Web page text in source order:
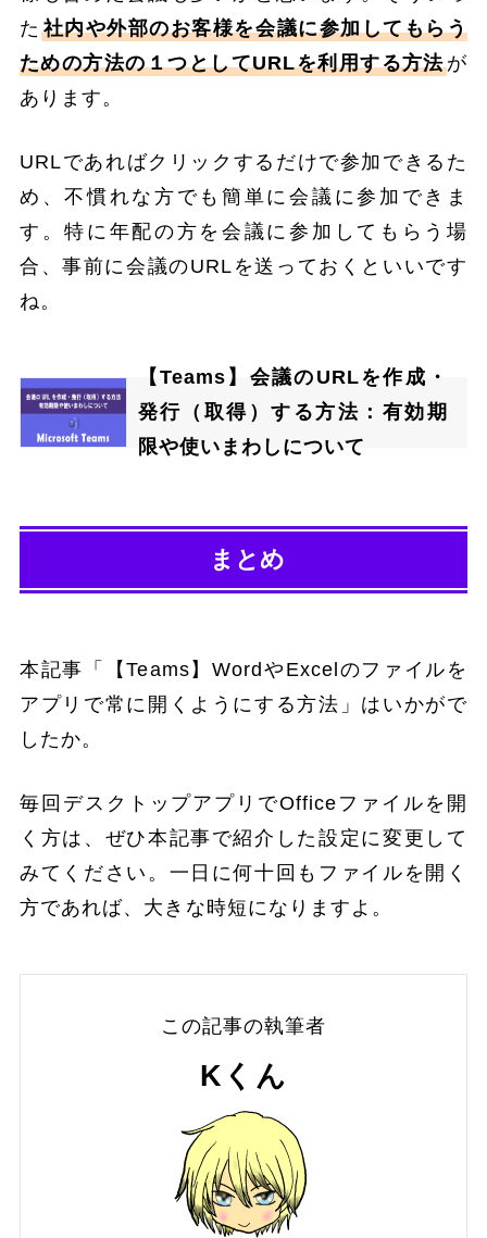
た 社内や外部のお客様を会議に参加してもらう
ための方法の１つとしてURLを利用する方法が
あります。
URLであればクリックするだけで参加できるた
め、不慣れな方でも簡単に会議に参加できま
す。特に年配の方を会議に参加してもらう場
合、事前に会議のURLを送っておくといいです
ね。
【Teams】会議のURLを作成・
発行（取得）する方法：有効期
限や使いまわしについて
まとめ
本記事「【Teams】WordやExcelのファイルを
アプリで常に開くようにする方法」はいかがで
したか。
毎回デスクトップアプリでOfficeファイルを開
く方は、ぜひ本記事で紹介した設定に変更して
みてください。一日に何十回もファイルを開く
方であれば、大きな時短になりますよ。
この記事の執筆者
Kくん